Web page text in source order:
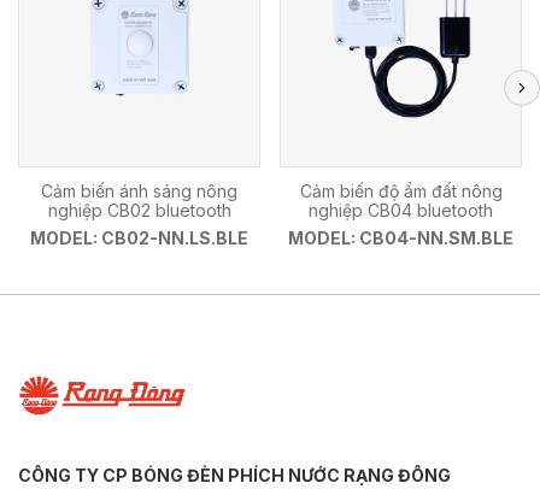
Cảm biến ánh sáng nông
nghiệp CB02 bluetooth
MODEL: CB02-NN.LS.BLE
Cảm biến độ ẩm đất nông
nghiệp CB04 bluetooth
MODEL: CB04-NN.SM.BLE
CÔNG TY CP BÓNG ĐÈN PHÍCH NƯỚC RẠNG ĐÔNG